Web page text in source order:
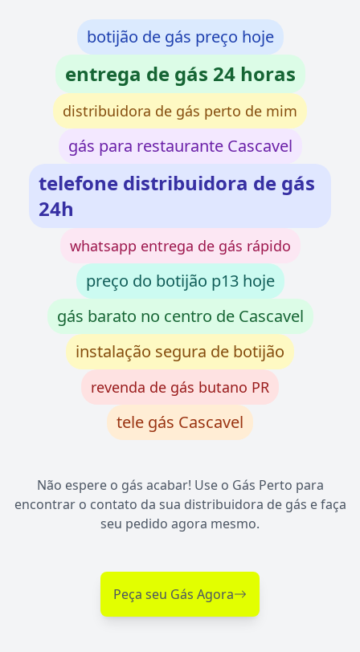
botijão de gás preço hoje
entrega de gás 24 horas
distribuidora de gás perto de mim
gás para restaurante Cascavel
telefone distribuidora de gás
24h
whatsapp entrega de gás rápido
preço do botijão p13 hoje
gás barato no centro de Cascavel
instalação segura de botijão
revenda de gás butano PR
tele gás Cascavel
Não espere o gás acabar! Use o Gás Perto para
encontrar o contato da sua distribuidora de gás e faça
seu pedido agora mesmo.
Peça seu Gás Agora